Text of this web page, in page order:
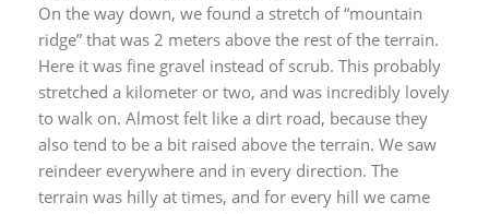
On the way down, we found a stretch of “mountain
ridge” that was 2 meters above the rest of the terrain.
Here it was fine gravel instead of scrub. This probably
stretched a kilometer or two, and was incredibly lovely
to walk on. Almost felt like a dirt road, because they
also tend to be a bit raised above the terrain. We saw
reindeer everywhere and in every direction. The
terrain was hilly at times, and for every hill we came